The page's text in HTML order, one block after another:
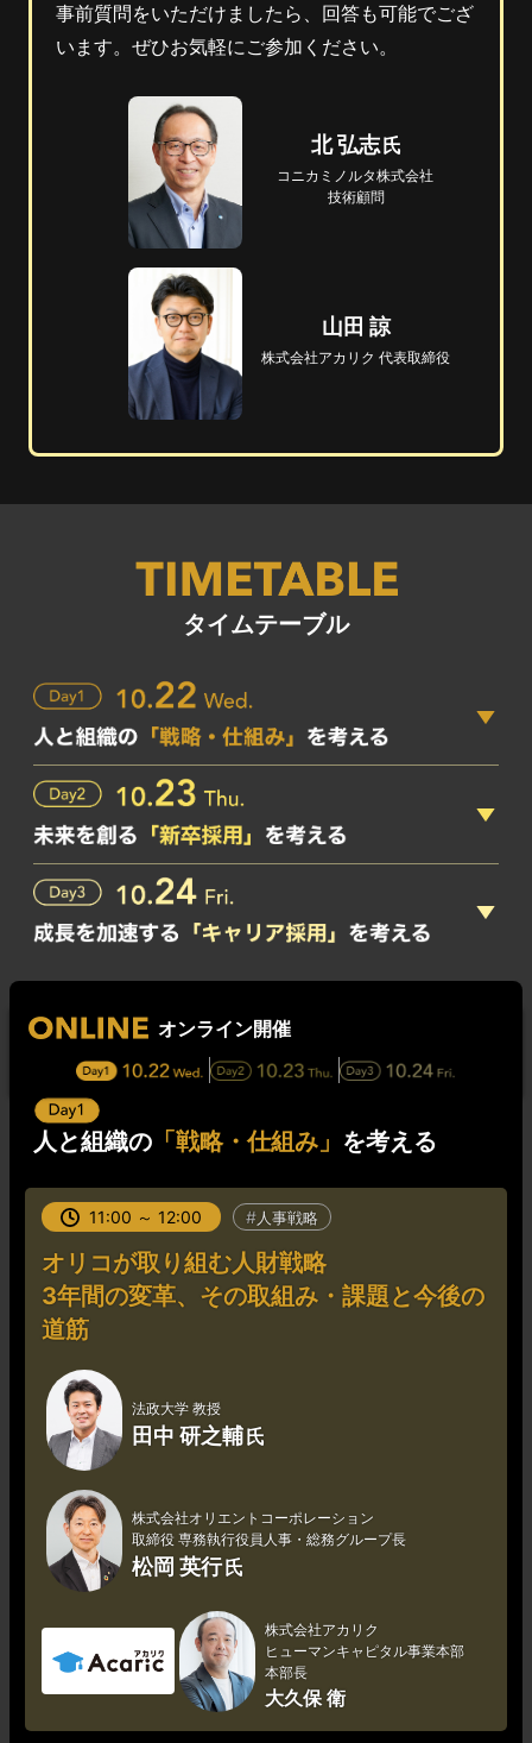
事前質問をいただけましたら、回答も可能でござ
います。ぜひお気軽にご参加ください。
北 弘志
コニカミノルタ株式会社
技術顧問
山田 諒
株式会社アカリク 代表取締役
タイムテーブル
オンライン開催
人と組織の 「戦略・仕組み」 を考える
11:00 ～ 12:00 人事戦略
オリコが取り組む人財戦略
3年間の変革、その取組み・課題と今後の
道筋
法政大学 教授
田中 研之輔
株式会社オリエントコーポレーション
取締役 専務執行役員人事・総務グループ長
松岡 英行
株式会社アカリク
ヒューマンキャピタル事業本部
本部長
大久保 衛